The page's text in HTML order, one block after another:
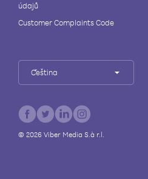
údajů
Customer Complaints Code
Čeština
© 2026Viber Media S.à r.l.